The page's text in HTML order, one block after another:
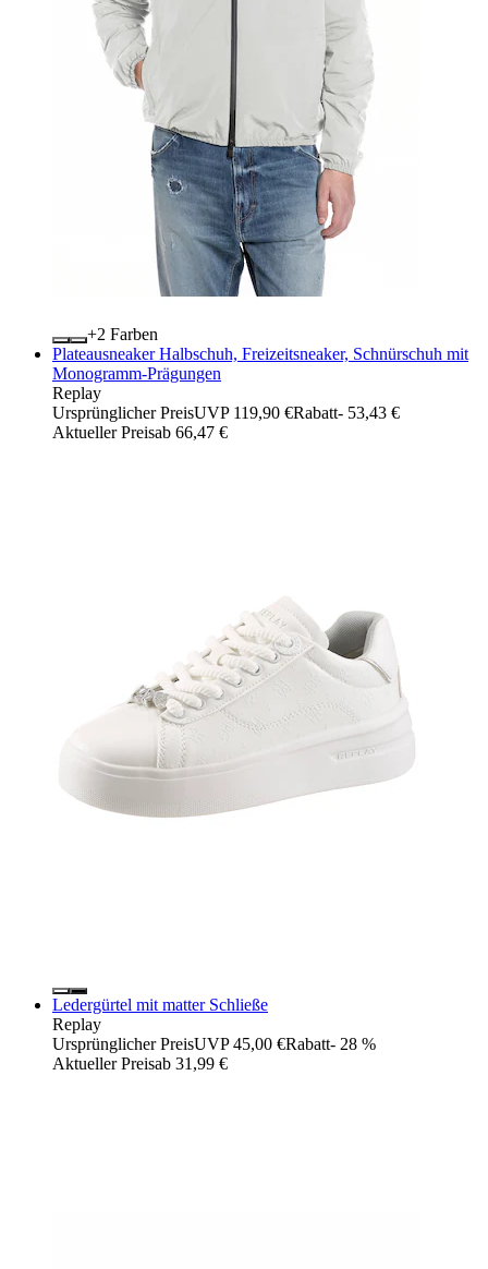
+
Farben
Plateausneaker Halbschuh, Freizeitsneaker, Schnürschuh mit
Monogramm-Prägungen
Replay
Ursprünglicher PreisUVP 119,90 €Rabatt- 53,43 €
Aktueller Preisab 66,47 €
Ledergürtel mit matter Schließe
Replay
Ursprünglicher PreisUVP 45,00 €Rabatt- 28 %
Aktueller Preisab 31,99 €